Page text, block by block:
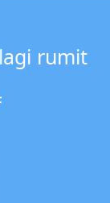
rumit